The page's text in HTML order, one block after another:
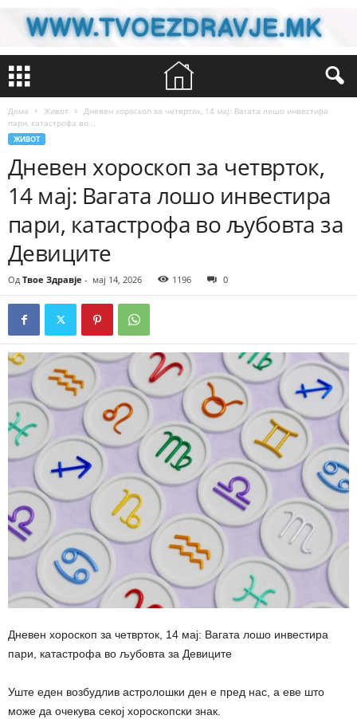
Дома Живот
Дневен хороскоп за четврток, 14 мај: Вагата лошо инвестира
пари, катастрофа во...
ЖИВОТ
Дневен хороскоп за четврток,
14 мај: Вагата лошо инвестира
пари, катастрофа во љубовта за
Девиците
Од Твое Здравје - мај 14, 2026 1196 0
Дневен хороскоп за четврток, 14 мај: Вагата лошо инвестира
пари, катастрофа во љубовта за Девиците
Уште еден возбудлив астролошки ден е пред нас, а еве што
може да очекува секој хороскопски знак.